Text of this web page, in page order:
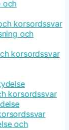
och
korsordssvar
och
korsordssvar
korsordssvar
och